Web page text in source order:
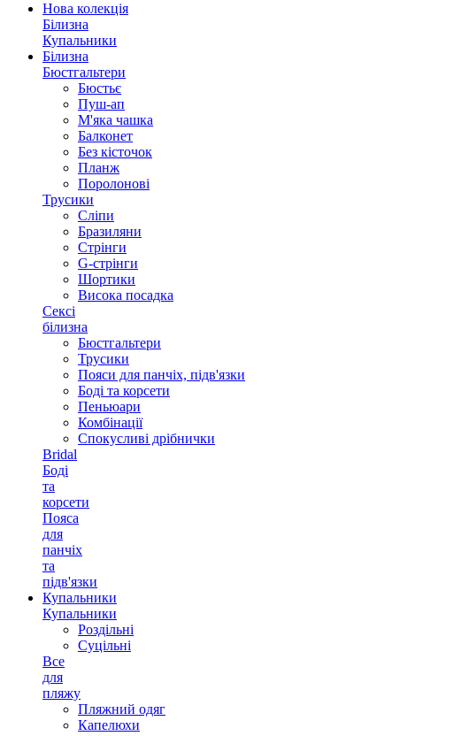
Нова колекція
Білизна
Купальники
Білизна
Бюстгальтери
Бюстьє
Пуш-ап
М'яка чашка
Балконет
Без кісточок
Планж
Поролонові
Трусики
Сліпи
Бразиляни
Стрінги
G-стрінги
Шортики
Висока посадка
Сексі
білизна
Бюстгальтери
Трусики
Пояси для панчіх, підв'язки
Боді та корсети
Пеньюари
Комбінації
Спокусливі дрібнички
Bridal
Боді
та
корсети
Пояса
для
панчіх
та
підв'язки
Купальники
Купальники
Роздільні
Суцільні
Все
для
пляжу
Пляжний одяг
Капелюхи